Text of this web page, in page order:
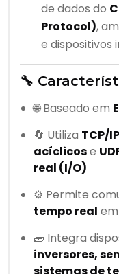
de dados do
Protocol),
e dispositivos
🔧
🌐 Baseado em
🔄 Utiliza TCP/
acíclicose
real (I/O)
⚙️ Permite
tempo real
🧱 Integra
inversores,